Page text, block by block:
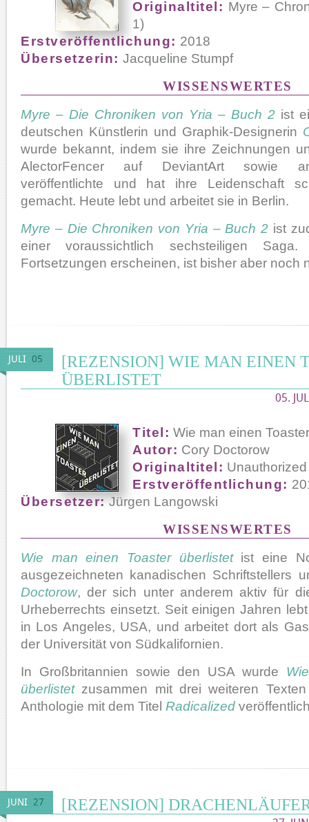
Originaltitel: Myre –
1)
Erstveröffentlichung: 2018
Übersetzerin: Jacqueline Stumpf
WISSENSWERTES
Myre – Die Chroniken von Yria – Buch 2 ist
deutschen Künstlerin und Graphik-Designerin
wurde bekannt, indem sie ihre Zeichnungen
AlectorFencer auf DeviantArt sowie
veröffentlichte und hat ihre Leidenschaft
gemacht. Heute lebt und arbeitet sie in Berlin.
Myre – Die Chroniken von Yria – Buch 2 ist
einer voraussichtlich sechsteiligen
Fortsetzungen erscheinen, ist bisher aber noch
JULI 05
[REZENSION] WIE MAN EINEN
ÜBERLISTET
05.
Titel: Wie man einen
Autor: Cory Doctorow
Originaltitel:
Erstveröffentlichung:
Übersetzer:Jürgen Langowski
WISSENSWERTES
Wie man einen Toaster überlistetist eine
ausgezeichneten kanadischen Schriftstellers
Doctorow, der sich unter anderem aktiv für
Urheberrechts einsetzt. Seit einigen Jahren
in Los Angeles, USA, und arbeitet dort als
der Universität von Südkalifornien.
In Großbritannien sowie den USA wurde
überlistetzusammen mit drei weiteren
Anthologie mit dem Titel Radicalized
JUNI 27 [REZENSION]